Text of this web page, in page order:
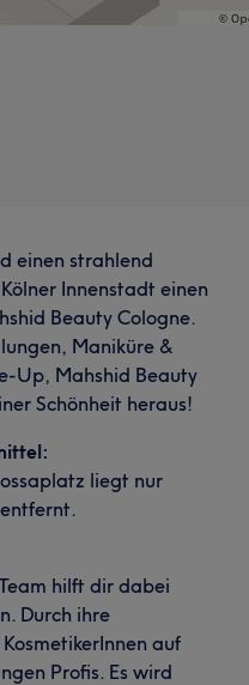
einen strahlend
Innenstadt einen
Beauty Cologne.
Maniküre &
Up, Mahshid Beauty
Schönheit heraus!
liegt nur
hilft dir dabei
Durch ihre
auf
Profis. Es wird